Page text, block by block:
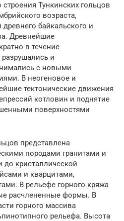
строения Тункинских гольцов
возраста,
байкальского и
Древнейшие
в течение
разрушались и
с новыми
В неогеновое и
тектонические движения
котловин и поднятие
поверхностями
представлена
породами гранитами и
кристаллической
и кварцитами,
В рельефе горного кряжа
расчлененные формы. В
горного массива
рельефа. Высота